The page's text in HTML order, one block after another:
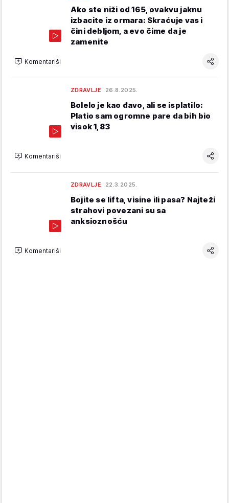
Ako ste niži od 165, ovakvu jaknu
izbacite iz ormara: Skraćuje vas i
čini debljom, a evo čime da je
zamenite
Komentariši
ZDRAVLJE 26.8.2025.
Bolelo je kao đavo, ali se isplatilo:
Platio sam ogromne pare da bih bio
visok 1,83
Komentariši
ZDRAVLJE 22.3.2025.
Bojite se lifta, visine ili pasa? Najteži
strahovi povezani su sa
anksioznošću
Komentariši